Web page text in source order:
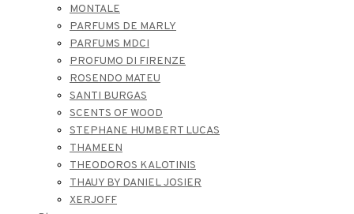
MONTALE
PARFUMS DE MARLY
PARFUMS MDCI
PROFUMO DI FIRENZE
ROSENDO MATEU
SANTI BURGAS
SCENTS OF WOOD
STEPHANE HUMBERT LUCAS
THAMEEN
THEODOROS KALOTINIS
THAUY BY DANIEL JOSIER
XERJOFF